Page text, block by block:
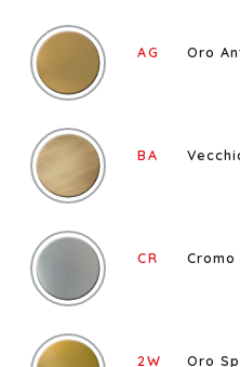
AG Oro
BA
CR Cromo
2W Oro